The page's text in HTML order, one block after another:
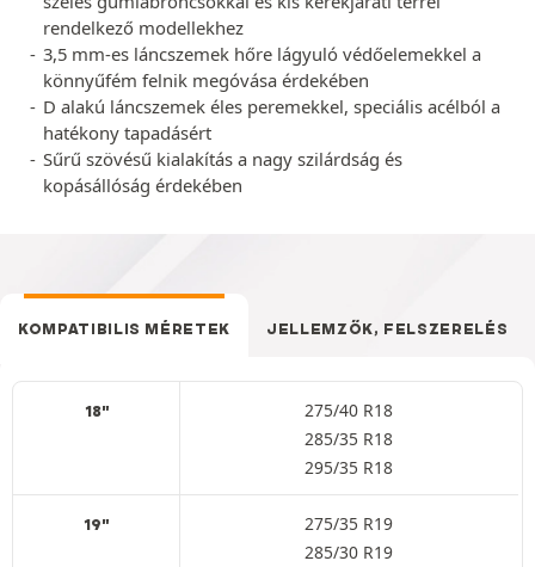
rendelkező modellekhez
3,5 mm-es láncszemek hőre lágyuló védőelemekkel a
könnyűfém felnik megóvása érdekében
D alakú láncszemek éles peremekkel, speciális acélból a
hatékony tapadásért
Sűrű szövésű kialakítás a nagy szilárdság és
kopásállóság érdekében
KOMPATIBILIS MÉRETEK JELLEMZŐK, FELSZERELÉS
18"
275/40 R18
285/35 R18
295/35 R18
19"
275/35 R19
285/30 R19